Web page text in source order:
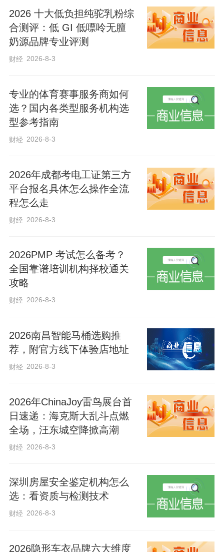
2026 十大低负担纯驼乳粉综
合测评：低 GI 低嘌呤无膻
奶源品牌专业评测
财经 2026-8-3
专业的体育赛事服务商如何
选？国内各类型服务机构选
型参考指南
财经 2026-8-3
2026年成都考电工证第三方
平台报名具体怎么操作全流
程怎么走
财经 2026-8-3
2026PMP 考试怎么备考？
全国靠谱培训机构择校通关
攻略
财经 2026-8-3
2026南昌智能马桶选购推
荐，附官方线下体验店地址
财经 2026-8-3
2026年ChinaJoy雷鸟展台首
日速递：海克斯大乱斗点燃
全场，汪东城空降掀高潮
财经 2026-8-3
深圳房屋安全鉴定机构怎么
选：看资质与检测技术
财经 2026-8-3
2026隐形车衣品牌六大维度